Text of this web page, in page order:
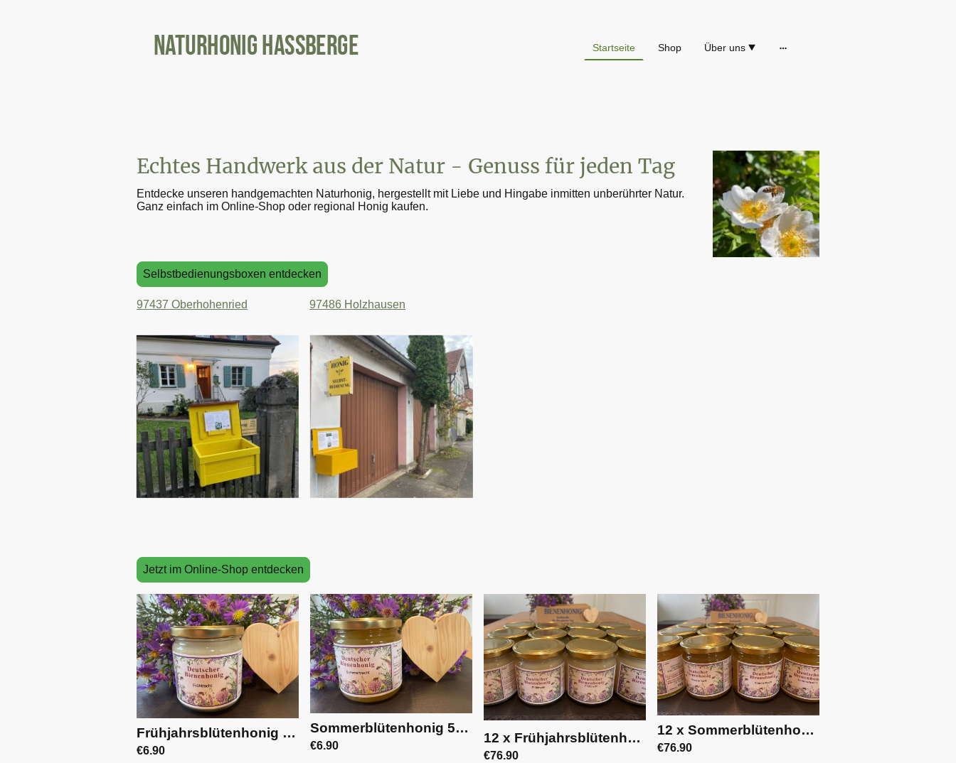
Naturhonig Hassberge Startseite Shop Über uns
Echtes Handwerk aus der Natur - Genuss für jeden Tag
Entdecke unseren handgemachten Naturhonig, hergestellt mit Liebe und Hingabe inmitten unberührter Natur.
Ganz einfach im Online-Shop oder regional Honig kaufen.
Selbstbedienungsboxen entdecken
97437 Oberhohenried 97486 Holzhausen
Frühjahrsblütenhonig 500g | 001
€6.90
Sommerblütenhonig 500g | 002
€6.90 12 x Frühjahrsblütenhonig 500g | 005
€76.90
12 x Sommerblütenhonig 500g | 006
€76.90
Jetzt im Online-Shop entdecken